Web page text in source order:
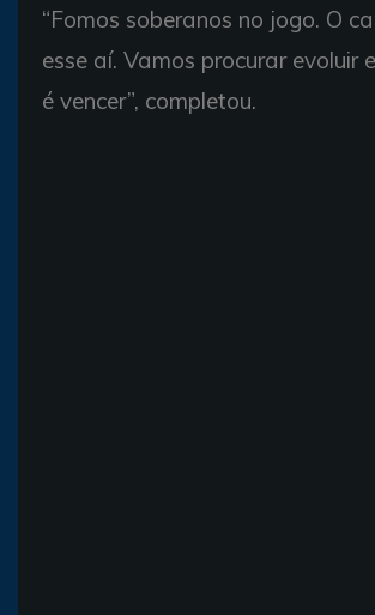
“Fomos soberanos no jogo. O
esse aí. Vamos procurar evoluir
é vencer”, completou.